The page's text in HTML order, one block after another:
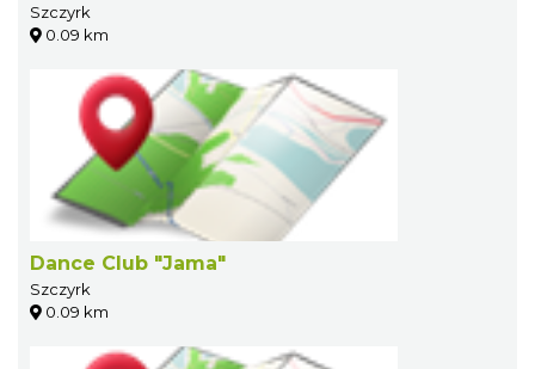
Szczyrk
0.09 km
Dance Club "Jama"
Szczyrk
0.09 km